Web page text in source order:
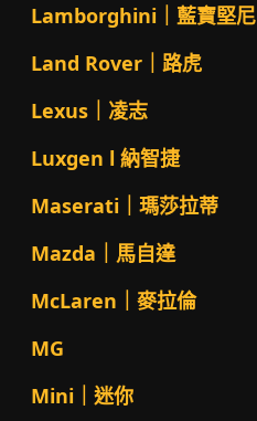
Lamborghini｜藍寶堅尼
Land Rover｜路虎
Lexus｜凌志
Luxgen l 納智捷
Maserati｜瑪莎拉蒂
Mazda｜馬自達
McLaren｜麥拉倫
MG
Mini｜迷你